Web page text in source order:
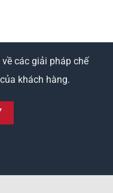
các giải pháp chế
khách hàng.